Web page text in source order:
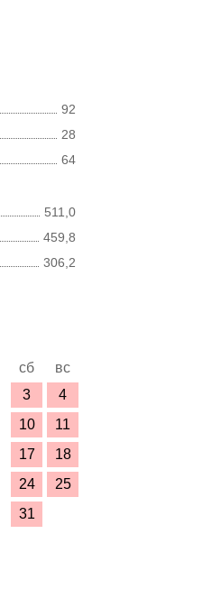
92
28
64
511,0
459,8
306,2
сб
вс
3
4
10
11
17
18
24
25
31